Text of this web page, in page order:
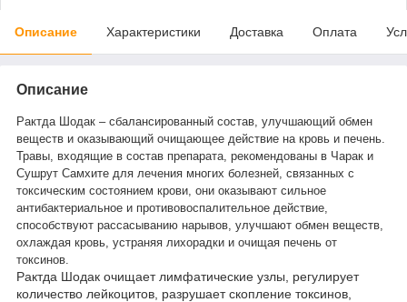
Описание Характеристики Доставка Оплата
Описание
Рактда Шодак – сбалансированный состав, улучшающий обмен
веществ и оказывающий очищающее действие на кровь и печень.
Травы, входящие в состав препарата, рекомендованы в Чарак и
Сушрут Самхите для лечения многих болезней, связанных с
токсическим состоянием крови, они оказывают сильное
антибактериальное и противовоспалительное действие,
способствуют рассасыванию нарывов, улучшают обмен веществ,
охлаждая кровь, устраняя лихорадки и очищая печень от
токсинов.
Рактда Шодак очищает лимфатические узлы, регулирует
количество лейкоцитов, разрушает скопление токсинов,